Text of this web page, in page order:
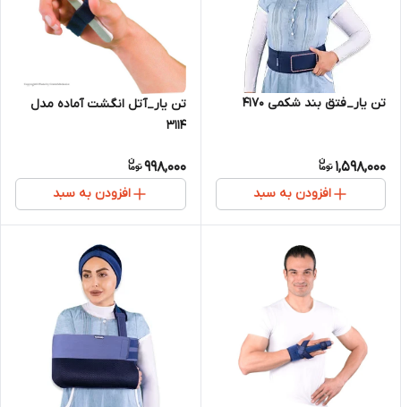
تن یار_فتق بند شکمی 4170
1,598,000
افزودن به سبد
تن یار_آتل انگشت آماده مدل
3114
998,000
افزودن به سبد